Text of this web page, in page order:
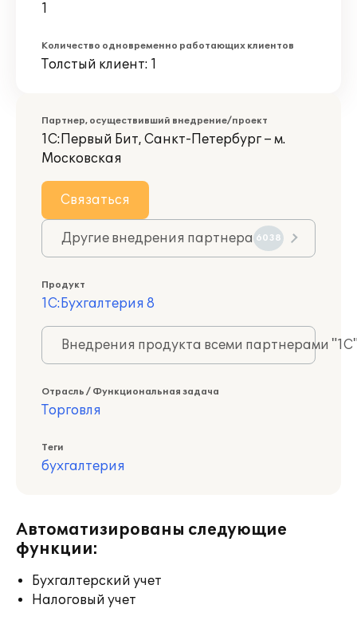
1
Количество одновременно работающих клиентов
Толстый клиент: 1
Партнер, осуществивший внедрение/проект
1С:Первый Бит, Санкт-Петербург – м.
Московская
Связаться
Другие внедрения партнера 6038
Продукт
1С:Бухгалтерия 8
Внедрения продукта всеми партнерами
Отрасль / Функциональная задача
Торговля
Теги
бухгалтерия
Автоматизированы следующие
функции:
Бухгалтерский учет
Налоговый учет